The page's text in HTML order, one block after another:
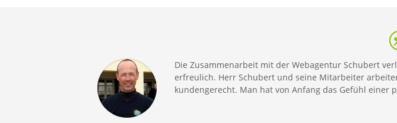
Die Zusammenarbeit mit der Webagentur Schubert
erfreulich. Herr Schubert und seine Mitarbeiter
kundengerecht. Man hat von Anfang das Gefühl einer